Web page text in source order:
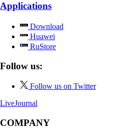
Applications
Download
Huawei
RuStore
Follow us:
Follow us on Twitter
LiveJournal
COMPANY